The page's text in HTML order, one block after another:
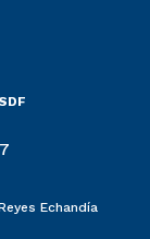
Echandía